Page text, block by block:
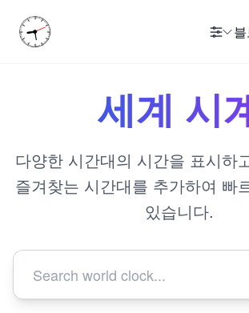
세계 시
다양한 시간대의 시간을 표시하
즐겨찾는 시간대를 추가하여 빠
있습니다.